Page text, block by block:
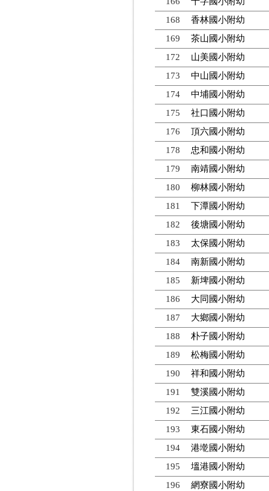
168
香林國小附幼
169
茶山國小附幼
172
山美國小附幼
173
中山國小附幼
174
中埔國小附幼
175
社口國小附幼
176
頂六國小附幼
178
忠和國小附幼
179
南靖國小附幼
180
柳林國小附幼
181
下潭國小附幼
182
後塘國小附幼
183
太保國小附幼
184
南新國小附幼
185
新埤國小附幼
186
大同國小附幼
187
大鄉國小附幼
188
朴子國小附幼
189
松梅國小附幼
190
祥和國小附幼
191
雙溪國小附幼
192
三江國小附幼
193
東石國小附幼
194
港墘國小附幼
195
塭港國小附幼
196
網寮國小附幼